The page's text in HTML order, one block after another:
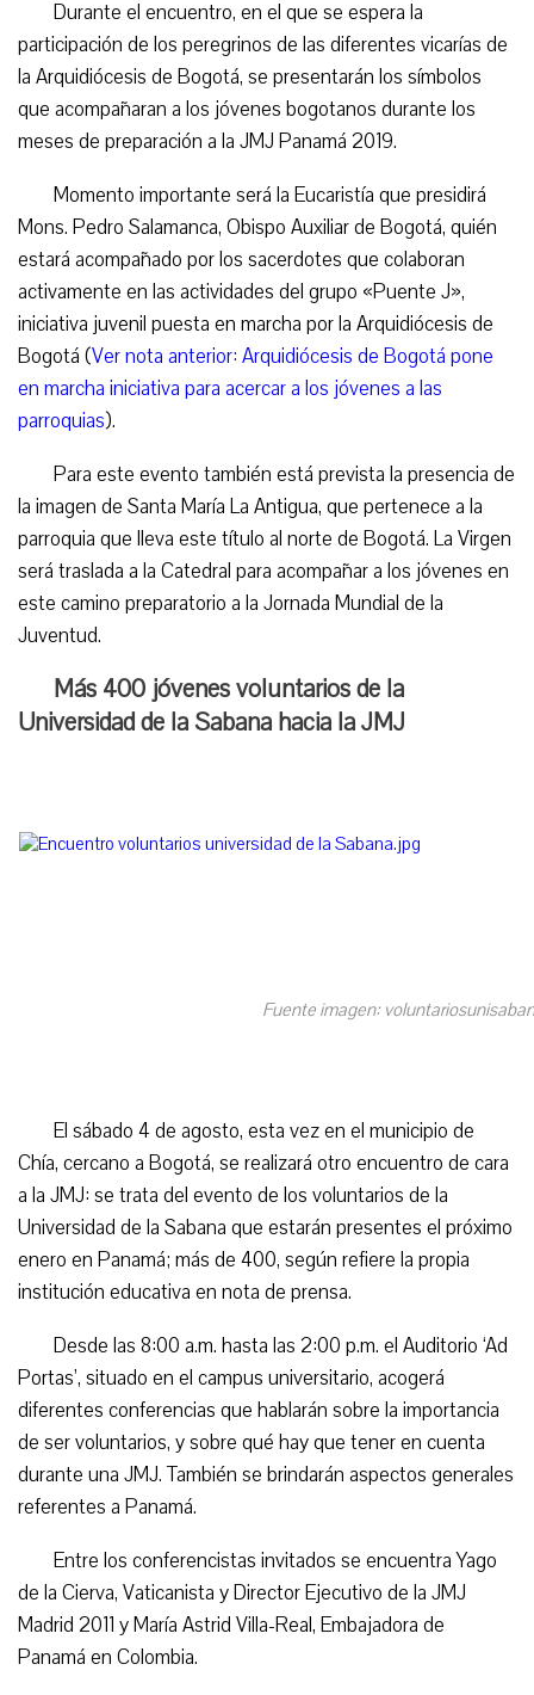
Durante el encuentro, en el que se espera la
participación de los peregrinos de las diferentes vicarías de
la Arquidiócesis de Bogotá, se presentarán los símbolos
que acompañaran a los jóvenes bogotanos durante los
meses de preparación a la JMJ Panamá 2019.
Momento importante será la Eucaristía que presidirá
Mons. Pedro Salamanca, Obispo Auxiliar de Bogotá, quién
estará acompañado por los sacerdotes que colaboran
activamente en las actividades del grupo «Puente J»,
iniciativa juvenil puesta en marcha por la Arquidiócesis de
Bogotá (Ver nota anterior: Arquidiócesis de Bogotá pone
en marcha iniciativa para acercar a los jóvenes a las
parroquias).
Para este evento también está prevista la presencia de
la imagen de Santa María La Antigua, que pertenece a la
parroquia que lleva este título al norte de Bogotá. La Virgen
será traslada a la Catedral para acompañar a los jóvenes en
este camino preparatorio a la Jornada Mundial de la
Juventud.
Más 400 jóvenes voluntarios de la
Universidad de la Sabana hacia la JMJ
Fuente imagen:
El sábado 4 de agosto, esta vez en el municipio de
Chía, cercano a Bogotá, se realizará otro encuentro de cara
a la JMJ: se trata del evento de los voluntarios de la
Universidad de la Sabana que estarán presentes el próximo
enero en Panamá; más de 400, según refiere la propia
institución educativa en nota de prensa.
Desde las 8:00 a.m. hasta las 2:00 p.m. el Auditorio ‘Ad
Portas’, situado en el campus universitario, acogerá
diferentes conferencias que hablarán sobre la importancia
de ser voluntarios, y sobre qué hay que tener en cuenta
durante una JMJ. También se brindarán aspectos generales
referentes a Panamá.
Entre los conferencistas invitados se encuentra Yago
de la Cierva, Vaticanista y Director Ejecutivo de la JMJ
Madrid 2011 y María Astrid Villa-Real, Embajadora de
Panamá en Colombia.